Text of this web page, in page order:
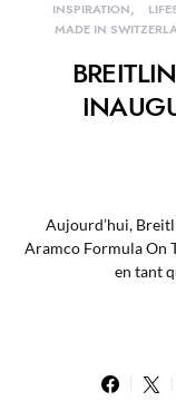
INSPIRATION
MADE IN
Aujourd’hui,
Aramco Formula On
en tant